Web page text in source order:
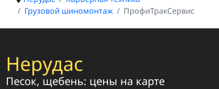
Грузовой шиномонтаж
ПрофиТракСервис
Нерудас
Песок, щебень: цены на карте